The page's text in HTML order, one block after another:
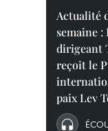
Actualité
semaine :
dirigeant
reçoit le
paix Lev